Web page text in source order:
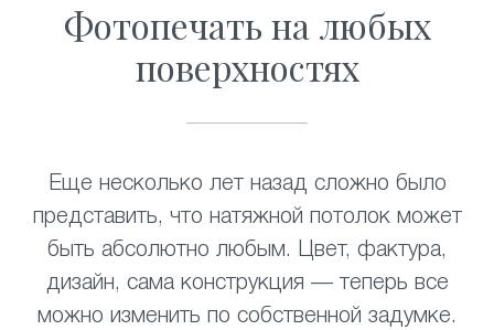
Фотопечать на любых
поверхностях
Еще несколько лет назад сложно было
представить, что натяжной потолок может
быть абсолютно любым. Цвет, фактура,
дизайн, сама конструкция — теперь все
можно изменить по собственной задумке.